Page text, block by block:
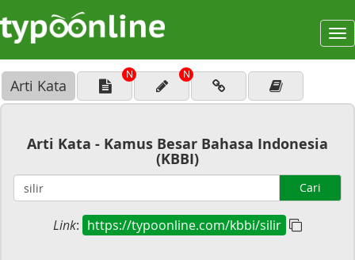
Arti Kata
N N
Arti Kata - Kamus Besar Bahasa Indonesia
(KBBI)
Cari
Link: https://typoonline.com/kbbi/silir